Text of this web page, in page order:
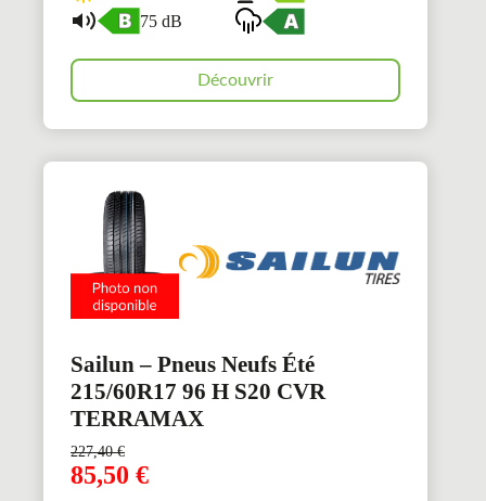
75 dB
Découvrir
Sailun – Pneus Neufs Été
215/60R17 96 H S20 CVR
TERRAMAX
227,40€
85,50 €